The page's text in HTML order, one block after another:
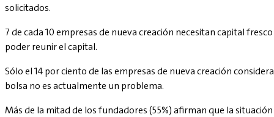
solicitados.
7 de cada 10 empresas de nueva creación necesitan capital
poder reunir el capital.
Sólo el 14 por ciento de las empresas de nueva creación
bolsa no es actualmente un problema.
Más de la mitad de los fundadores (55%) afirman que la